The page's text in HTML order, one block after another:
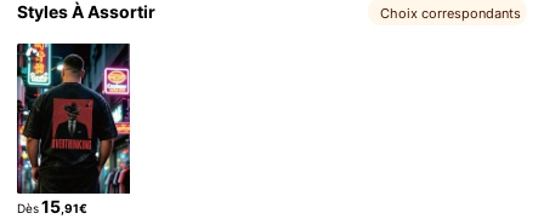
Styles À Assortir Choix correspondants
Dès15,91€